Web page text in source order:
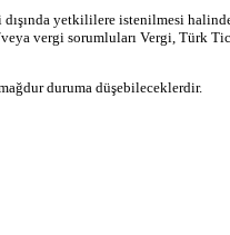
yetkililere istenilmesi
sorumluları Vergi, Türk
duruma düşebileceklerdir.